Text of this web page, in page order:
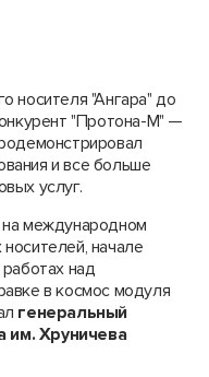
носителя "Ангара" до
"Протона-М" —
и все больше
услуг.
международном
начале
над
в космос модуля
генеральный
им. Хруничева